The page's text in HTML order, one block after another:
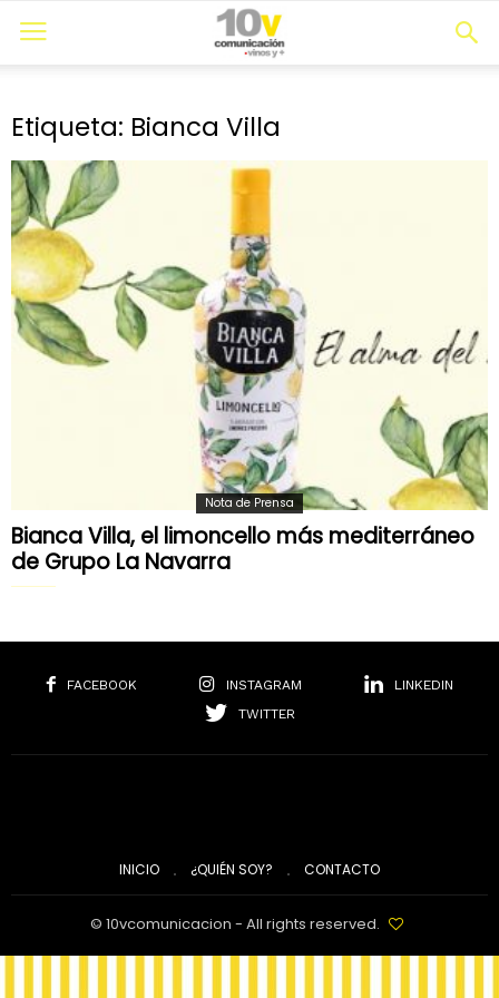
Etiqueta: Bianca Villa
Nota de Prensa
Bianca Villa, el limoncello más mediterráneo
de Grupo La Navarra
FACEBOOK INSTAGRAM
LINKEDIN
TWITTER
INICIO ¿QUIÉN SOY? CONTACTO
© 10vcomunicacion - All rights reserved.